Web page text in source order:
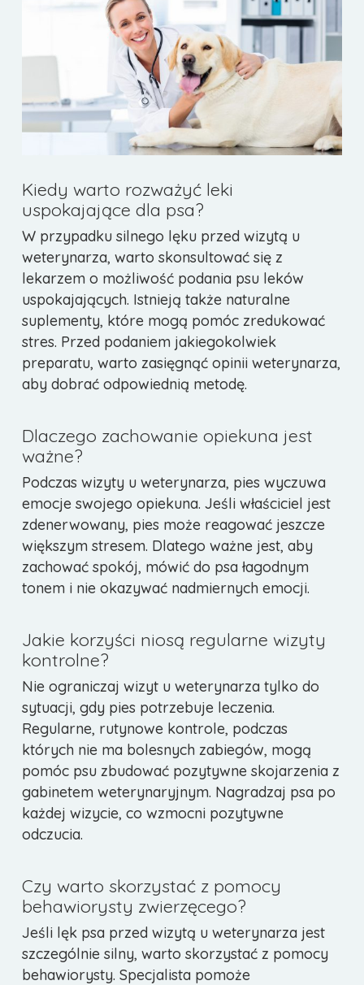
Kiedy warto rozważyć leki
uspokajające dla psa?
W przypadku silnego lęku przed wizytą u
weterynarza, warto skonsultować się z
lekarzem o możliwość podania psu leków
uspokajających. Istnieją także naturalne
suplementy, które mogą pomóc zredukować
stres. Przed podaniem jakiegokolwiek
preparatu, warto zasięgnąć opinii weterynarza,
aby dobrać odpowiednią metodę.
Dlaczego zachowanie opiekuna jest
ważne?
Podczas wizyty u weterynarza, pies wyczuwa
emocje swojego opiekuna. Jeśli właściciel jest
zdenerwowany, pies może reagować jeszcze
większym stresem. Dlatego ważne jest, aby
zachować spokój, mówić do psa łagodnym
tonem i nie okazywać nadmiernych emocji.
Jakie korzyści niosą regularne wizyty
kontrolne?
Nie ograniczaj wizyt u weterynarza tylko do
sytuacji, gdy pies potrzebuje leczenia.
Regularne, rutynowe kontrole, podczas
których nie ma bolesnych zabiegów, mogą
pomóc psu zbudować pozytywne skojarzenia z
gabinetem weterynaryjnym. Nagradzaj psa po
każdej wizycie, co wzmocni pozytywne
odczucia.
Czy warto skorzystać z pomocy
behawiorysty zwierzęcego?
Jeśli lęk psa przed wizytą u weterynarza jest
szczególnie silny, warto skorzystać z pomocy
behawiorysty. Specjalista pomoże